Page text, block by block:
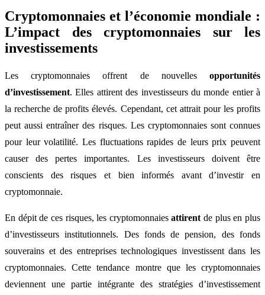
Cryptomonnaies et l’économie mondiale :
L’impact des cryptomonnaies sur les
investissements
Les cryptomonnaies offrent de nouvelles opportunités
d’investissement. Elles attirent des investisseurs du monde entier à
la recherche de profits élevés. Cependant, cet attrait pour les profits
peut aussi entraîner des risques. Les cryptomonnaies sont connues
pour leur volatilité. Les fluctuations rapides de leurs prix peuvent
causer des pertes importantes. Les investisseurs doivent être
conscients des risques et bien informés avant d’investir en
cryptomonnaie.
En dépit de ces risques, les cryptomonnaiesattirentde plus en plus
d’investisseurs institutionnels. Des fonds de pension, des fonds
souverains et des entreprises technologiques investissent dans les
cryptomonnaies. Cette tendance montre que les cryptomonnaies
deviennent une partie intégrante des stratégies d’investissement